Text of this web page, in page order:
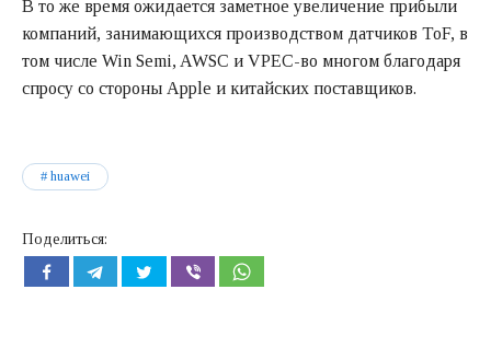
В то же время ожидается заметное увеличение прибыли
компаний, занимающихся производством датчиков ToF, в
том числе Win Semi, AWSC и VPEC-во многом благодаря
спросу со стороны Apple и китайских поставщиков.
huawei
Поделиться: